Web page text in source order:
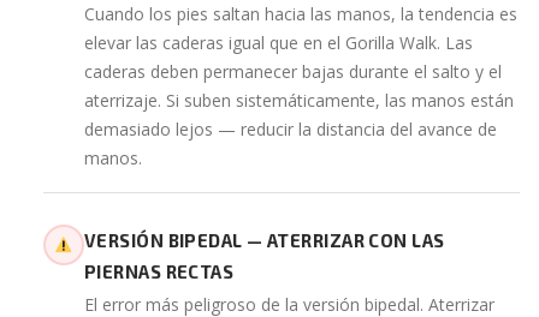
Cuando los pies saltan hacia las manos, la tendencia es
elevar las caderas igual que en el Gorilla Walk. Las
caderas deben permanecer bajas durante el salto y el
aterrizaje. Si suben sistemáticamente, las manos están
demasiado lejos — reducir la distancia del avance de
manos.
VERSIÓN BIPEDAL — ATERRIZAR CON LAS
PIERNAS RECTAS
El error más peligroso de la versión bipedal. Aterrizar